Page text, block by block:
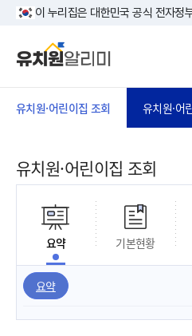
본문 바로
이 누리집은 대한민국 공식 전자정
유치원·어린이집 조회 유치원·어
유치원·어린이집 조회
요약 기본현황
요약